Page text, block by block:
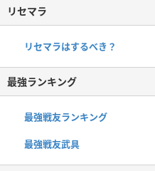
リセマラ
リセマラはするべき？
最強ランキング
最強戦友ランキング
最強戦友武具